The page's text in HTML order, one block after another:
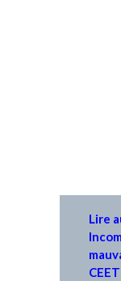
Lire